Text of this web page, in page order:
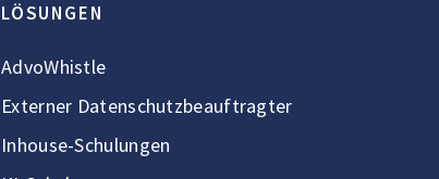
LÖSUNGEN
AdvoWhistle
Externer Datenschutzbeauftragter
Inhouse-Schulungen